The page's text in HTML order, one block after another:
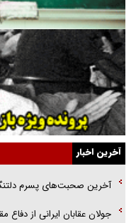
فوتبال و آن «بالا»!
راهبرد غافلگیری با نسل جدید
جنجال پزشکان تقلبی در صنعت
یهودی‌ها در ادبیات داستانی
گفت‌وگو با خواهر یکی از شهدای
اهل خدمت بی‌منت بود
آخرین اخبار
آخرین صحبت‌های پسرم
جولان عقابان ایرانی از